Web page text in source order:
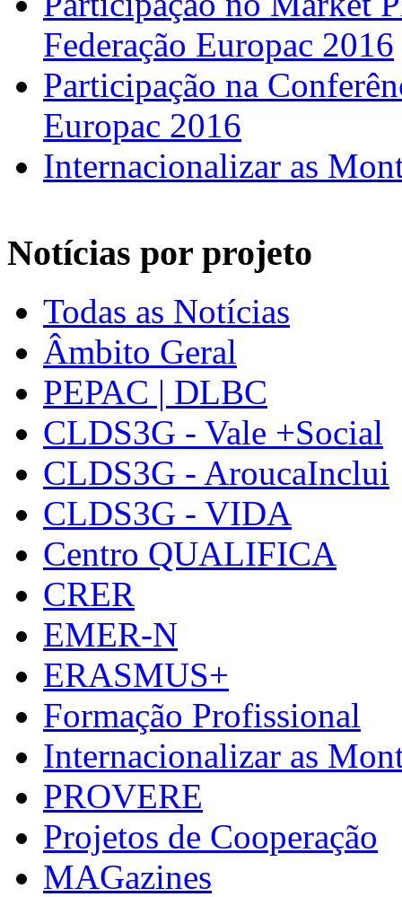
Federação Europac 2016
Participação na
Europac 2016
Internacionalizar as
Notícias por projeto
Todas as Notícias
Âmbito Geral
PEPAC | DLBC
CLDS3G - Vale +Social
CLDS3G - AroucaInclui
CLDS3G - VIDA
Centro QUALIFICA
CRER
EMER-N
ERASMUS+
Formação Profissional
Internacionalizar as
PROVERE
Projetos de Cooperação
MAGazines